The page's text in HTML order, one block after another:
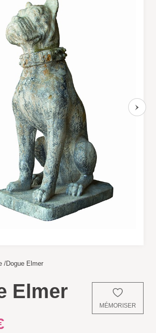
et pieds
mobiles
filaires
ET PIQUE-NIQUE
de pique-nique
/Dogue Elmer
MÉMORISER
Elmer